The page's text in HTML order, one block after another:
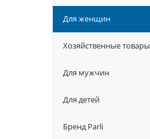
Для женщин
Хозяйственные товары
Для мужчин
Для детей
Бренд Parli